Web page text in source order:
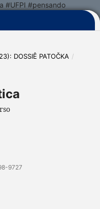
#UFPI #pensando
DOSSIÊ PATOČKA /
9727